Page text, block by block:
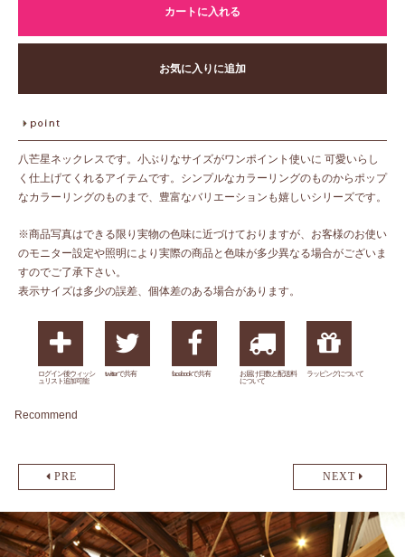
カートに入れる
お気に入りに追加
八芒星ネックレスです。小ぶりなサイズがワンポイント使いに 可愛いらし
く仕上げてくれるアイテムです。シンプルなカラーリングのものからポップ
なカラーリングのものまで、豊富なバリエーションも嬉しいシリーズです。
※商品写真はできる限り実物の色味に近づけておりますが、お客様のお使い
のモニター設定や照明により実際の商品と色味が多少異なる場合がございま
すのでご了承下さい。
表示サイズは多少の誤差、個体差のある場合があります。
ログイン後ウィッシ
ュリスト追加可能
twitterで共有 facebookで共有
お届け日数と配送料
について
ラッピングについて
Recommend